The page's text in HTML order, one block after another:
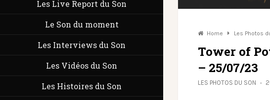
Les Live Report du Son
Le Son du moment
Les Interviews du Son
Les Vidéos du Son
Les Histoires du Son
Home Les Photos
Tower of
– 25/07/23
LES PHOTOS DU SON